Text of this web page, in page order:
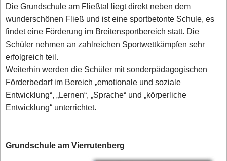
Die Grundschule am Fließtal liegt direkt neben dem
wunderschönen Fließ und ist eine sportbetonte Schule, es
findet eine Förderung im Breitensportbereich statt. Die
Schüler nehmen an zahlreichen Sportwettkämpfen sehr
erfolgreich teil.
Weiterhin werden die Schüler mit sonderpädagogischen
Förderbedarf im Bereich „emotionale und soziale
Entwicklung“, „Lernen“, „Sprache“ und „körperliche
Entwicklung“ unterrichtet.
Grundschule am Vierrutenberg